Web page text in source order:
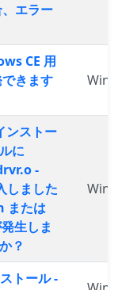
エラー
CE 用
きます
ストー
に
-
しました
または
生しま
？
トール -